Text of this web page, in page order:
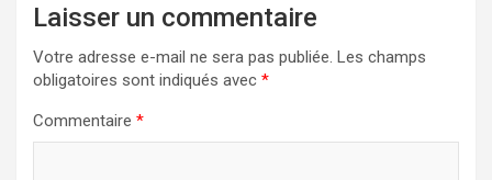
Laisser un commentaire
Votre adresse e-mail ne sera pas publiée. Les champs
obligatoires sont indiqués avec *
Commentaire *